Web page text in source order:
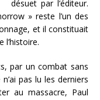
par l’éditeur.
» reste l’un des
et il constituait
l’histoire.
par un combat sans
pas lu les derniers
au massacre, Paul